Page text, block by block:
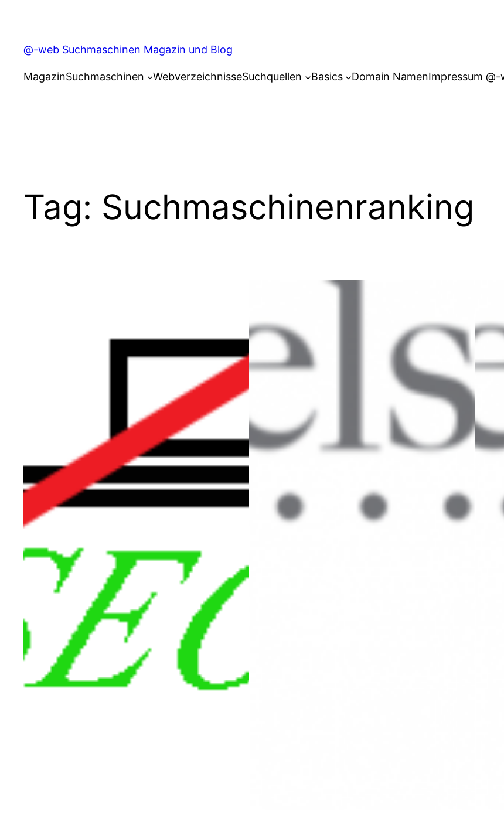
content
@-web Suchmaschinen Magazin und Blog
MagazinSuchmaschinen WebverzeichnisseSuchquellen Basics Domain NamenImpressum @-
Tag: Suchmaschinenranking